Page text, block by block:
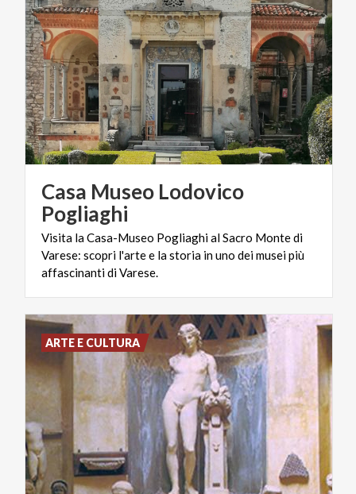
Casa Museo Lodovico
Pogliaghi
Visita la Casa-Museo Pogliaghi al Sacro Monte di
Varese: scopri l'arte e la storia in uno dei musei più
affascinanti di Varese.
ARTE E CULTURA